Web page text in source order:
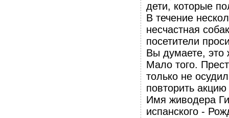
дети, которые
В течение
несчастная
посетители
Вы думаете, это
Мало того.
только не
повторить
Имя живодера
испанского -